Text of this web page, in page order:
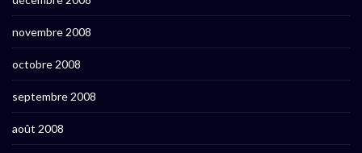
novembre 2008
octobre 2008
septembre 2008
août 2008